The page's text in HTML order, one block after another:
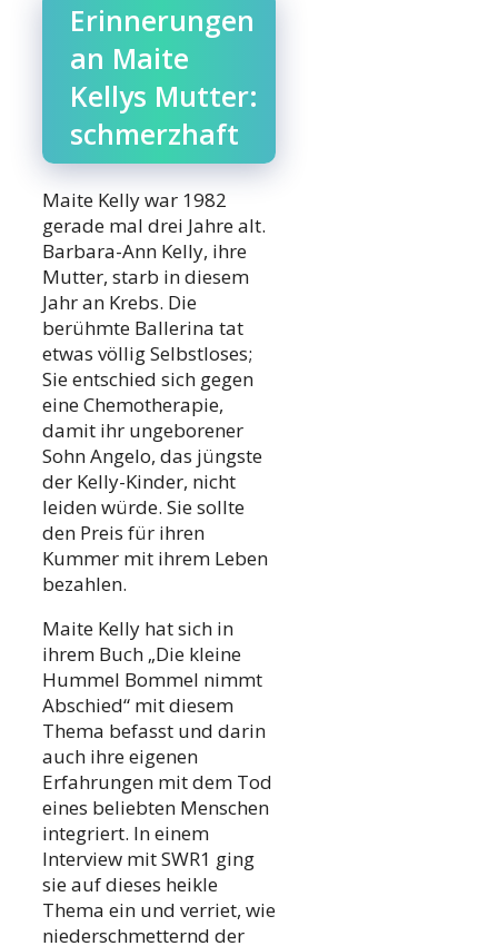
Erinnerungen
an Maite
Kellys Mutter:
schmerzhaft
Maite Kelly war 1982
gerade mal drei Jahre alt.
Barbara-Ann Kelly, ihre
Mutter, starb in diesem
Jahr an Krebs. Die
berühmte Ballerina tat
etwas völlig Selbstloses;
Sie entschied sich gegen
eine Chemotherapie,
damit ihr ungeborener
Sohn Angelo, das jüngste
der Kelly-Kinder, nicht
leiden würde. Sie sollte
den Preis für ihren
Kummer mit ihrem Leben
bezahlen.
Maite Kelly hat sich in
ihrem Buch „Die kleine
Hummel Bommel nimmt
Abschied“ mit diesem
Thema befasst und darin
auch ihre eigenen
Erfahrungen mit dem Tod
eines beliebten Menschen
integriert. In einem
Interview mit SWR1 ging
sie auf dieses heikle
Thema ein und verriet, wie
niederschmetternd der